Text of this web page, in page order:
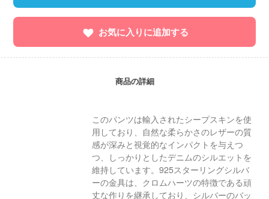
お気に入りに追加する
商品の詳細
このパンツは輸入されたシープスキンを使
用しており、自然な柔らかさのレザーの質
感が深みと視覚的なインパクトを与えつ
つ、しっかりとしたデニムのシルエットを
維持しています。925スターリングシルバ
ーの金具は、クロムハーツの特徴である頑
丈な作りを継承しており、シルバーのバッ